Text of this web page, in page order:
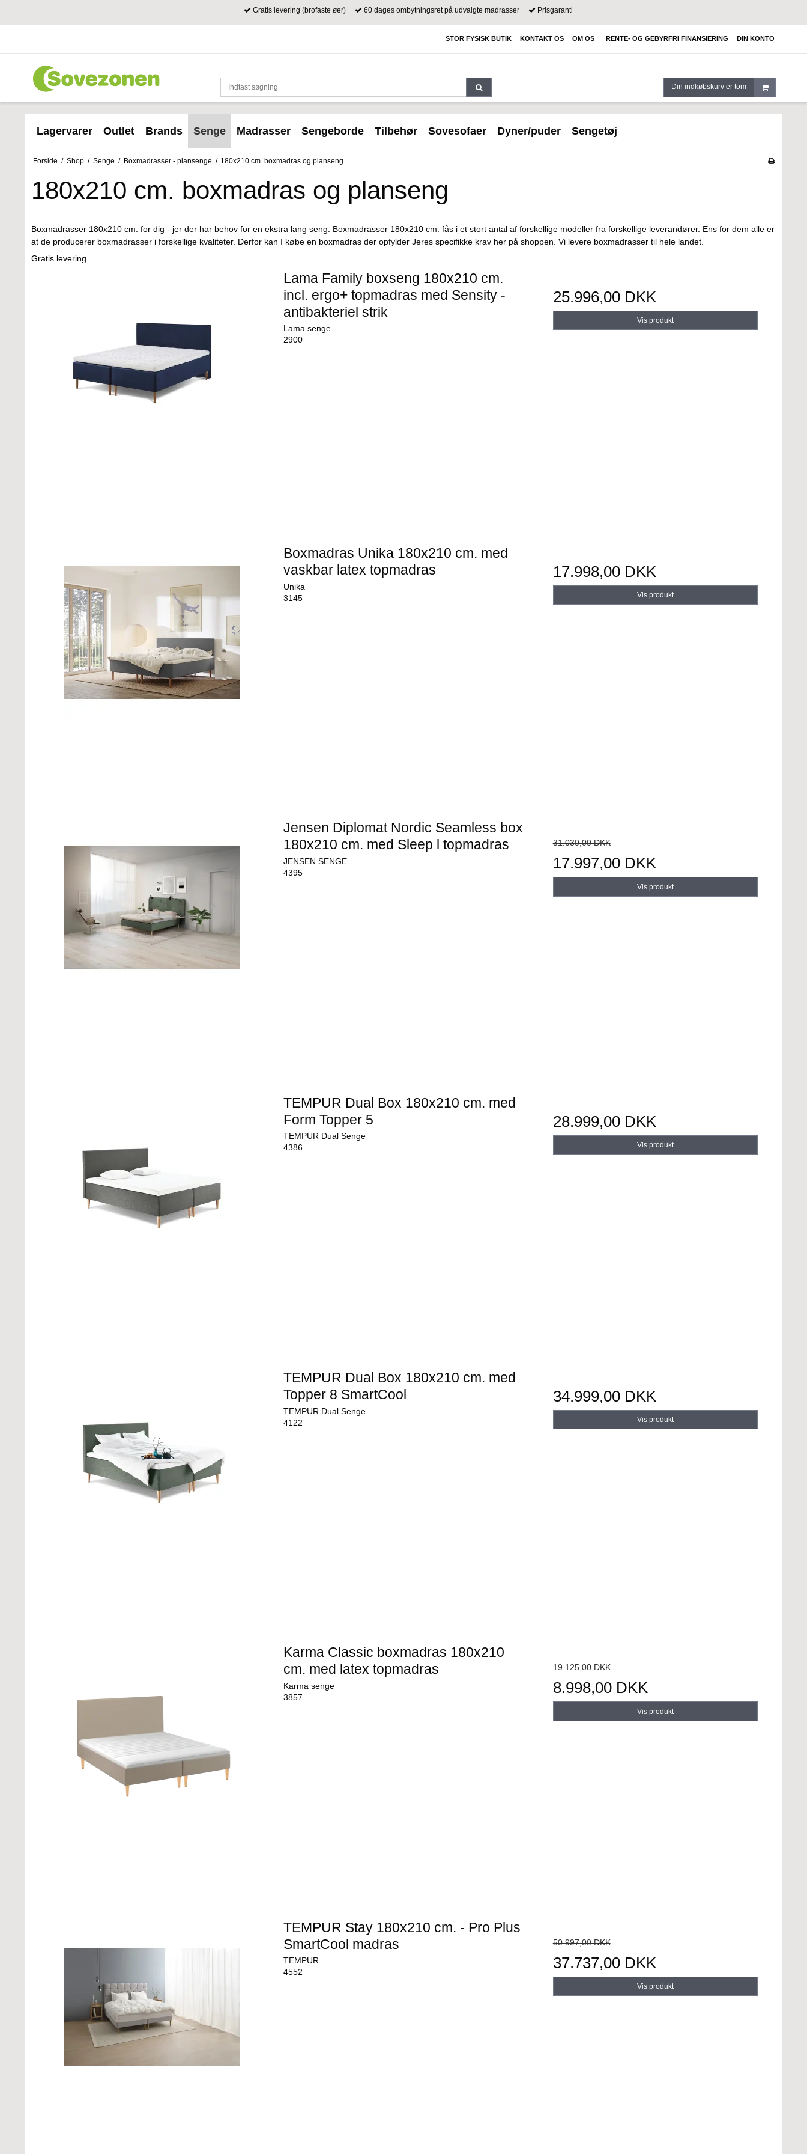
Gratis levering (brofaste øer) 60 dages ombytningsret på udvalgte madrasser Prisgaranti
STOR FYSISK BUTIK KONTAKT OS OM OS RENTE- OG GEBYRFRI FINANSIERING DIN KONTO
Din indkøbskurv er tom
Lagervarer Outlet Brands Senge Madrasser Sengeborde Tilbehør Sovesofaer Dyner/puder Sengetøj
Forside / Shop / Senge / Boxmadrasser - plansenge / 180x210 cm. boxmadras og planseng
180x210 cm. boxmadras og planseng
Boxmadrasser 180x210 cm. for dig - jer der har behov for en ekstra lang seng. Boxmadrasser 180x210 cm. fås i et stort antal af forskellige modeller fra forskellige leverandører. Ens for dem alle er
at de producerer boxmadrasser i forskellige kvaliteter. Derfor kan I købe en boxmadras der opfylder Jeres specifikke krav her på shoppen. Vi levere boxmadrasser til hele landet.
Gratis levering.
Lama Family boxseng 180x210 cm.
incl. ergo+ topmadras med Sensity -
antibakteriel strik
Lama senge
2900
25.996,00 DKK
Vis produkt
Boxmadras Unika 180x210 cm. med
vaskbar latex topmadras
Unika
3145
17.998,00 DKK
Vis produkt
Jensen Diplomat Nordic Seamless box
180x210 cm. med Sleep l topmadras
JENSEN SENGE
4395
31.030,00 DKK
17.997,00 DKK
Vis produkt
TEMPUR Dual Box 180x210 cm. med
Form Topper 5
TEMPUR Dual Senge
4386
28.999,00 DKK
Vis produkt
TEMPUR Dual Box 180x210 cm. med
Topper 8 SmartCool
TEMPUR Dual Senge
4122
34.999,00 DKK
Vis produkt
Karma Classic boxmadras 180x210
cm. med latex topmadras
Karma senge
3857
19.125,00 DKK
8.998,00 DKK
Vis produkt
TEMPUR Stay 180x210 cm. - Pro Plus
SmartCool madras
TEMPUR
4552
50.997,00 DKK
37.737,00 DKK
Vis produkt